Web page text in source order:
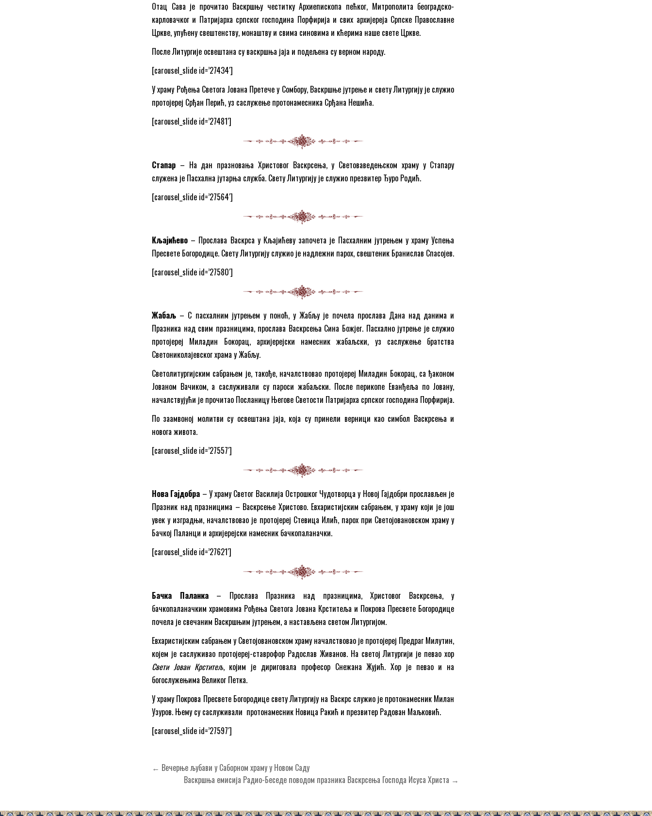
Отац Сава је прочитао Васкршњу честитку Архиепископа пећког, Митрополита београдско-
карловачког и Патријарха српског господина Порфирија и свих архијереја Српске Православне
Цркве, упућену свештенству, монаштву и свима синовима и кћерима наше свете Цркве.
После Литургије освештана су васкршња јаја и подељена су верном народу.
[carousel_slide id=’27434′]
У храму Рођења Светога Јована Претече у Сомбору, Васкршње јутрење и свету Литургију је служио
протојереј Срђан Перић, уз саслужење протонамесника Срђана Нешића.
[carousel_slide id=’27481′]
Стапар – На дан празновања Христовог Васкрсења, у Световаведењском храму у Стапару
служена је Пасхална јутарња служба. Свету Литургију је служио презвитер Ђуро Родић.
[carousel_slide id=’27564′]
Кљајићево – Прослава Васкрса у Кљајићеву започета је Пасхалним јутрењем у храму Успења
Пресвете Богородице. Свету Литургију служио је надлежни парох, свештеник Бранислав Спасојев.
[carousel_slide id=’27580′]
Жабаљ – С пасхалним јутрењем у поноћ, у Жабљу је почела прослава Дана над данима и
Празника над свим празницима, прослава Васкрсења Сина Божјег. Пасхално јутрење је служио
протојереј Миладин Бокорац, архијерејски намесник жабаљски, уз саслужење братства
Светониколајевског храма у Жабљу.
Светолитургијским сабрањем је, такође, началствовао протојереј Миладин Бокорац, са ђаконом
Јованом Вачиком, а саслуживали су пароси жабаљски. После перикопе Еванђеља по Јовану,
началствујући је прочитао Посланицу Његове Светости Патријарха српског господина Порфирија.
По заамвоној молитви су освештана јаја, која су принели верници као симбол Васкрсења и
новога живота.
[carousel_slide id=’27557′]
Нова Гајдобра – У храму Светог Василија Острошког Чудотворца у Новој Гајдобри прослављен је
Празник над празницима – Васкрсење Христово. Eвхаристијским сабрањем, у храму који је још
увек у изградњи, началствовао је протојереј Стевица Илић, парох при Светојовановском храму у
Бачкој Паланци и архијерејски намесник бачкопаланачки.
[carousel_slide id=’27621′]
Бачка Паланка– Прослава Празника над празницима, Христовог Васкрсења, у
бачкопаланачким храмовима Рођења Светога Јована Крститеља и Покрова Пресвете Богородице
почела је свечаним Васкршњим јутрењем, а настављена светом Литургијом.
Eвхаристијским сабрањем у Светојовановском храму началствовао је протојереј Предраг Милутин,
којем је саслуживао протојереј-ставрофор Радослав Живанов. На светој Литургији је певао хор
Свети Јован Крститељ, којим је дириговала професор Снежана Жујић. Хор је певао и на
богослужењима Великог Петка.
У храму Покрова Пресвете Богородице свету Литургију на Васкрс служио је протонамесник Милан
Узуров. Њему су саслуживали протонамесник Новица Ракић и презвитер Радован Маљковић.
[carousel_slide id=’27597′]
Кретање
чланка
← Вечерње љубави у Саборном храму у Новом Саду
Васкршња емисија Радио-Беседе поводом празника Васкрсења Господа Исуса Христа →